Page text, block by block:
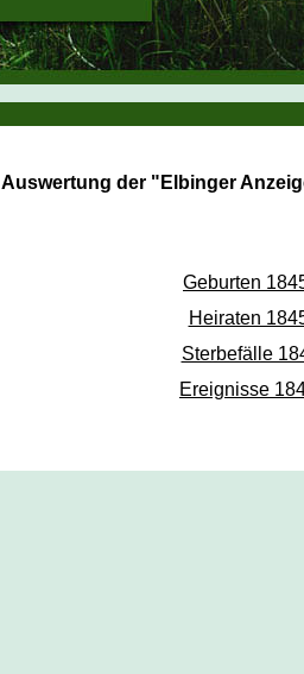
Auswertung der "Elbinger
Geburten
Heiraten
Sterbefälle
Ereignisse